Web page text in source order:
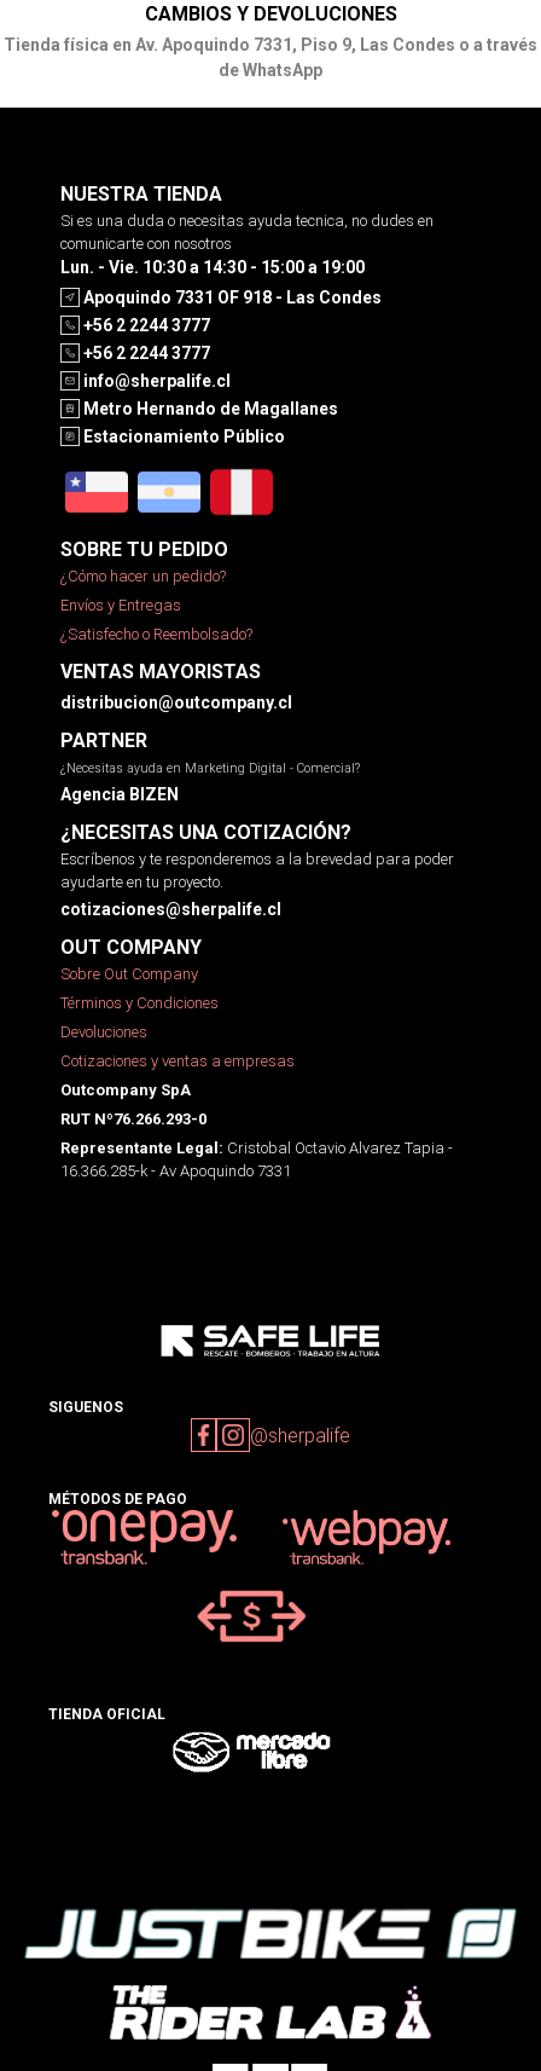
CAMBIOS Y DEVOLUCIONES
Tienda física en Av. Apoquindo 7331, Piso 9, Las Condes o a través
de WhatsApp
NUESTRA TIENDA
Si es una duda o necesitas ayuda tecnica, no dudes en
comunicarte con nosotros
Lun. - Vie. 10:30 a 14:30 - 15:00 a 19:00
Apoquindo 7331 OF 918 - Las Condes
+56 2 2244 3777
+56 2 2244 3777
info@sherpalife.cl
Metro Hernando de Magallanes
Estacionamiento Público
SOBRE TU PEDIDO
¿Cómo hacer un pedido?
Envíos y Entregas
¿Satisfecho o Reembolsado?
VENTAS MAYORISTAS
distribucion@outcompany.cl
PARTNER
¿Necesitas ayuda en Marketing Digital - Comercial?
Agencia BIZEN
¿NECESITAS UNA COTIZACIÓN?
Escríbenos y te responderemos a la brevedad para poder
ayudarte en tu proyecto.
cotizaciones@sherpalife.cl
OUT COMPANY
Sobre Out Company
Términos y Condiciones
Devoluciones
Cotizaciones y ventas a empresas
Outcompany SpA
RUT Nº76.266.293-0
Representante Legal: Cristobal Octavio Alvarez Tapia -
16.366.285-k - Av Apoquindo 7331
SIGUENOS
@sherpalife
MÉTODOS DE PAGO
TIENDA OFICIAL